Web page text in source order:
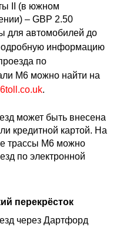
II (в южном
– GBP 2.50
для автомобилей до
информацию
по
M6 можно найти на
.
может быть внесена
кредитной картой. На
трассы М6 можно
по электронной
перекрёсток
через Дартфорд